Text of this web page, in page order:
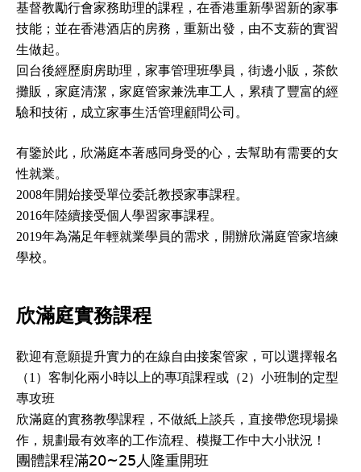
基督教勵行會家務助理的課程，在香港重新學習新的家事
技能；並在香港酒店的房務，重新出發，由不支薪的實習
生做起。
回台後經歷廚房助理，家事管理班學員，街邊小販，茶飲
攤販，家庭清潔，家庭管家兼洗車工人，累積了豐富的經
驗和技術，成立家事生活管理顧問公司。
有鑒於此，欣滿庭本著感同身受的心，去幫助有需要的女
性就業。
2008年開始接受單位委託教授家事課程。
2016年陸續接受個人學習家事課程。
2019年為滿足年輕就業學員的需求，開辦欣滿庭管家培練
學校。
欣滿庭實務課程
歡迎有意願提升實力的在線自由接案管家，可以選擇報名
（1）客制化兩小時以上的專項課程或（2）小班制的定型
專攻班
欣滿庭的實務教學課程，不做紙上談兵，直接帶您現場操
作，規劃最有效率的工作流程、模擬工作中大小狀況！
團體課程滿20~25人隆重開班